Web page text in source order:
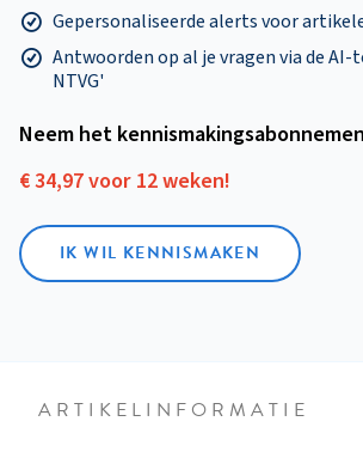
Gepersonaliseerde alerts voor
Antwoorden op al je vragen via de AI-
NTVG'
Neem het
€ 34,97 voor 12 weken!
IK WIL KENNISMAKEN
ARTIKELINFORMATIE